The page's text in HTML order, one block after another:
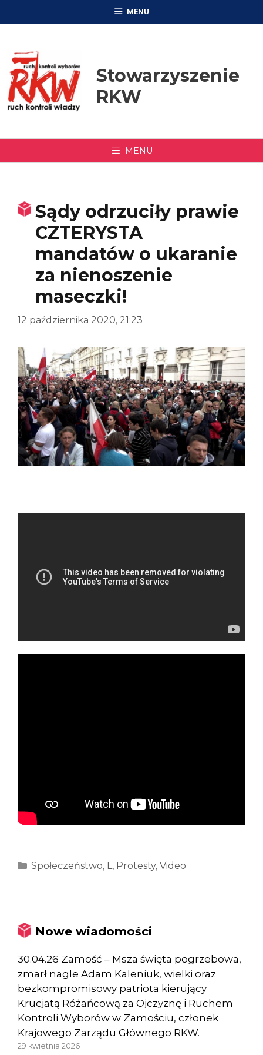
MENU
Stowarzyszenie
RKW
MENU
Sądy odrzuciły prawie
CZTERYSTA
mandatów o ukaranie
za nienoszenie
maseczki!
12 października 2020, 21:23
Kategorie
Społeczeństwo, L, Protesty, Video
Nowe wiadomości
30.04.26 Zamość – Msza święta pogrzebowa,
zmarł nagle Adam Kaleniuk, wielki oraz
bezkompromisowy patriota kierujący
Krucjatą Różańcową za Ojczyznę i Ruchem
Kontroli Wyborów w Zamościu, członek
Krajowego Zarządu Głównego RKW.
29 kwietnia 2026